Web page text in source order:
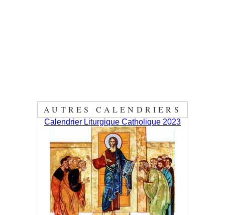
AUTRES CALENDRIERS
Calendrier Liturgique Catholique 2023